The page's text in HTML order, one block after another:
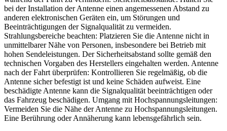
bei der Installation der Antenne einen angemessenen Abstand zu
anderen elektronischen Geräten ein, um Störungen und
Beeinträchtigungen der Signalqualität zu vermeiden.
Strahlungsbereiche beachten: Platzieren Sie die Antenne nicht in
unmittelbarer Nähe von Personen, insbesondere bei Betrieb mit
hohen Sendeleistungen. Der Sicherheitsabstand sollte gemäß den
technischen Vorgaben des Herstellers eingehalten werden. Antenne
nach der Fahrt überprüfen: Kontrollieren Sie regelmäßig, ob die
Antenne sicher befestigt ist und keine Schäden aufweist. Eine
beschädigte Antenne kann die Signalqualität beeinträchtigen oder
das Fahrzeug beschädigen. Umgang mit Hochspannungsleitungen:
Vermeiden Sie die Nähe der Antenne zu Hochspannungsleitungen.
Eine Berührung oder Annäherung kann lebensgefährlich sein.